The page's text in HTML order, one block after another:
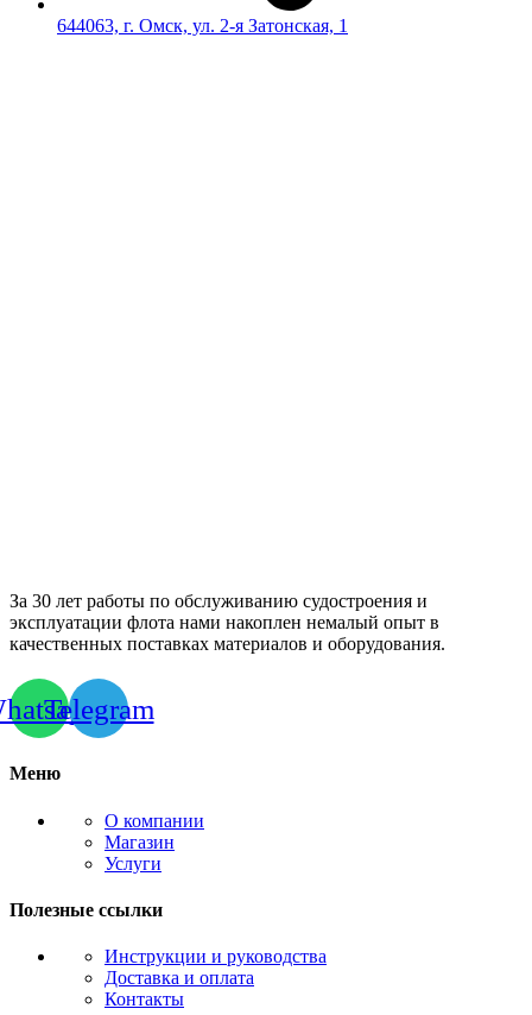
644063, г. Омск, ул. 2-я Затонская, 1
За 30 лет работы по обслуживанию судостроения и
эксплуатации флота нами накоплен немалый опыт в
качественных поставках материалов и оборудования.
Telegram
Меню
О компании
Магазин
Услуги
Полезные ссылки
Инструкции и руководства
Доставка и оплата
Контакты